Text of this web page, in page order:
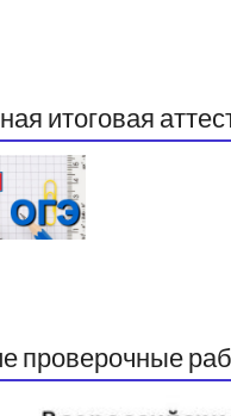
итоговая
проверочные